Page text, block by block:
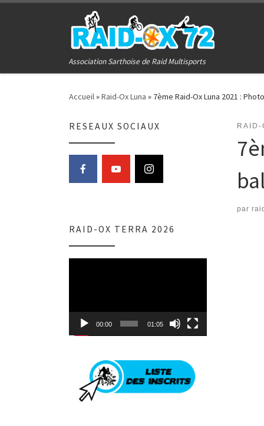
Association Sarthoise de Raid Multisports
Accueil»Raid-Ox Luna » 7ème Raid-Ox Luna 2021 :
par
RESEAUX SOCIAUX
RAID-OX TERRA 2026
00:00 01:05